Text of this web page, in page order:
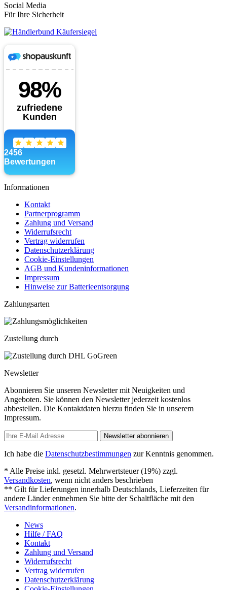
Social Media
Für Ihre Sicherheit
Informationen
Kontakt
Partnerprogramm
Zahlung und Versand
Widerrufsrecht
Vertrag widerrufen
Datenschutzerklärung
Cookie-Einstellungen
AGB und Kundeninformationen
Impressum
Hinweise zur Batterieentsorgung
Zahlungsarten
Zustellung durch
Newsletter
Abonnieren Sie unseren Newsletter mit Neuigkeiten und
Angeboten. Sie können den Newsletter jederzeit kostenlos
abbestellen. Die Kontaktdaten hierzu finden Sie in unserem
Impressum.
Newsletter abonnieren
Ich habe die Datenschutzbestimmungen zur Kenntnis genommen.
* Alle Preise inkl. gesetzl. Mehrwertsteuer (19%) zzgl.
Versandkosten, wenn nicht anders beschrieben
** Gilt für Lieferungen innerhalb Deutschlands, Lieferzeiten für
andere Länder entnehmen Sie bitte der Schaltfläche mit den
Versandinformationen.
News
Hilfe / FAQ
Kontakt
Zahlung und Versand
Widerrufsrecht
Vertrag widerrufen
Datenschutzerklärung